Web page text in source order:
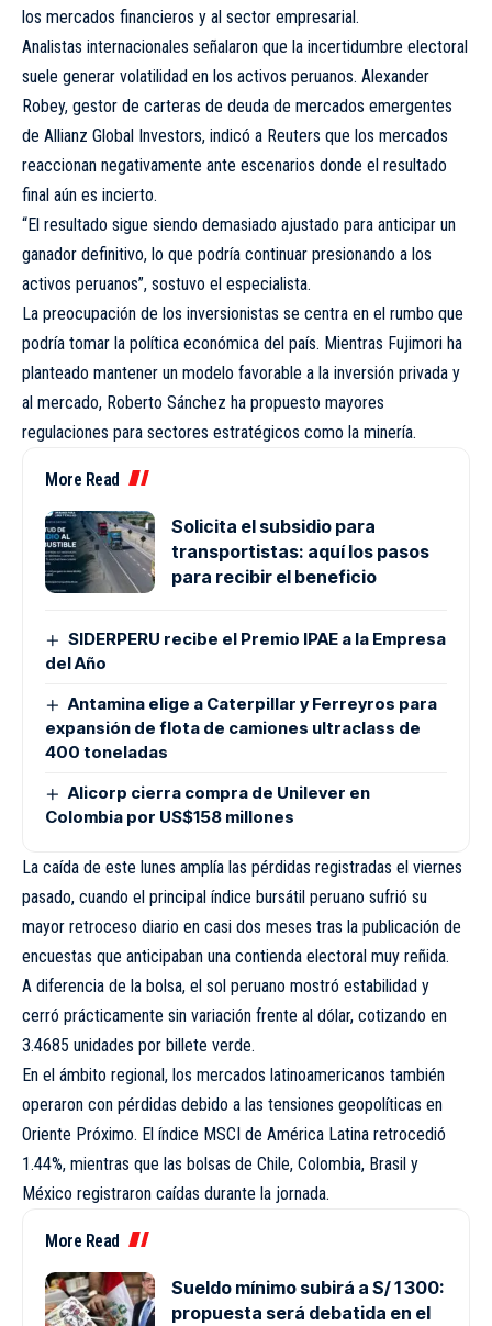
los mercados financieros y al sector empresarial.
Analistas internacionales señalaron que la incertidumbre electoral
suele generar volatilidad en los activos peruanos. Alexander
Robey, gestor de carteras de deuda de mercados emergentes
de Allianz Global Investors, indicó a Reuters que los mercados
reaccionan negativamente ante escenarios donde el resultado
final aún es incierto.
“El resultado sigue siendo demasiado ajustado para anticipar un
ganador definitivo, lo que podría continuar presionando a los
activos peruanos”, sostuvo el especialista.
La preocupación de los inversionistas se centra en el rumbo que
podría tomar la política económica del país. Mientras Fujimori ha
planteado mantener un modelo favorable a la inversión privada y
al mercado, Roberto Sánchez ha propuesto mayores
regulaciones para sectores estratégicos como la minería.
More Read
Solicita el subsidio para
transportistas: aquí los pasos
para recibir el beneficio
SIDERPERU recibe el Premio IPAE a la Empresa
del Año
Antamina elige a Caterpillar y Ferreyros para
expansión de flota de camiones ultraclass de
400 toneladas
Alicorp cierra compra de Unilever en
Colombia por US$158 millones
La caída de este lunes amplía las pérdidas registradas el viernes
pasado, cuando el principal índice bursátil peruano sufrió su
mayor retroceso diario en casi dos meses tras la publicación de
encuestas que anticipaban una contienda electoral muy reñida.
A diferencia de la bolsa, el sol peruano mostró estabilidad y
cerró prácticamente sin variación frente al dólar, cotizando en
3.4685 unidades por billete verde.
En el ámbito regional, los mercados latinoamericanos también
operaron con pérdidas debido a las tensiones geopolíticas en
Oriente Próximo. El índice MSCI de América Latina retrocedió
1.44%, mientras que las bolsas de Chile, Colombia, Brasil y
México registraron caídas durante la jornada.
More Read
Sueldo mínimo subirá a S/ 1 300:
propuesta será debatida en el